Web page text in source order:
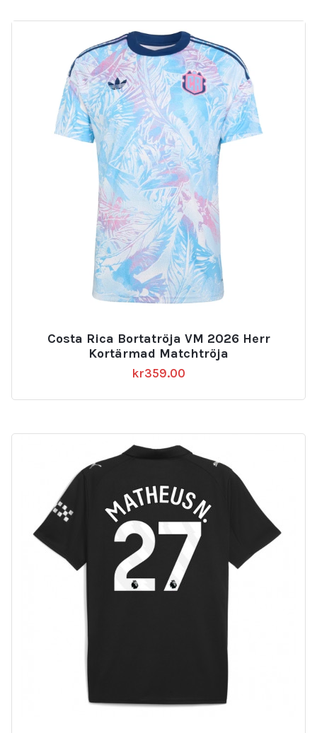
Costa Rica Bortatröja VM 2026 Herr
Kortärmad Matchtröja
kr359.00